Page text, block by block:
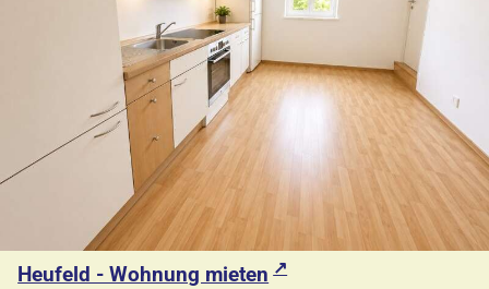
Heufeld - Wohnung mieten